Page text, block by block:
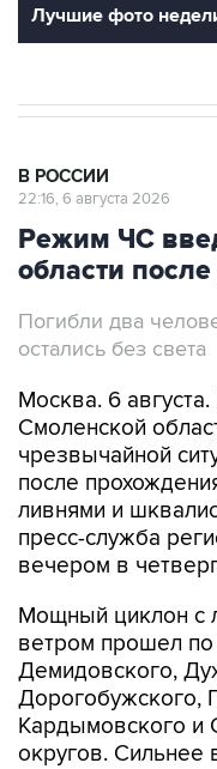
Лучшие фото
В РОССИИ
22:16, 6 августа 2026
Режим ЧС
области
Погибли два
остались без света
Москва. 6 августа.
Смоленской
чрезвычайной
после
ливнями и
пресс-служба
вечером в
Мощный циклон с
ветром прошел по
Демидовского,
Дорогобужского,
Кардымовского и
округов. Сильнее